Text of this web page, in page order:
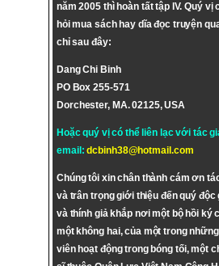
năm 2005 thì hoàn tất tập IV. Quý vị
hỏi mua sách hay dĩa đọc truyện
chỉ sau đây:
Dang Chi Binh
PO Box 255-571
Dorchester, MA. 02125, USA
Hoặc quý vị có thể liên lạc với tác
email:dcbinh38@hotmail.com
Chúng tôi xin chân thành cám ơn
và trân trọng giới thiệu đến quý độc
và thính giả khắp nơi một bộ hồi ký
một không hai, của một trong
viên hoạt động trong bóng tối, một